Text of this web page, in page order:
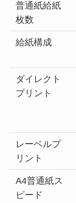
普通紙給紙
枚数
給紙構成
ダイレクト
プリント
レーベルプ
リント
A4普通紙ス
ピード